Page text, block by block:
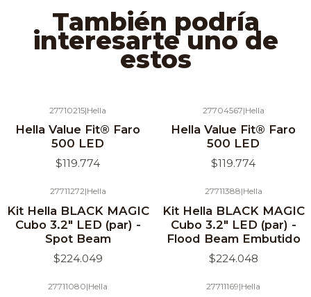
También podría
interesarte uno de
estos
27710215|Hella
Hella Value Fit® Faro
500 LED
$119.774
27704567|Hella
Hella Value Fit® Faro
500 LED
$119.774
27711272|Hella
Kit Hella BLACK MAGIC
Cubo 3.2" LED (par) -
Spot Beam
$224.049
27711388|Hella
Kit Hella BLACK MAGIC
Cubo 3.2" LED (par) -
Flood Beam Embutido
$224.048
27711080|Hella 27711169|Hella